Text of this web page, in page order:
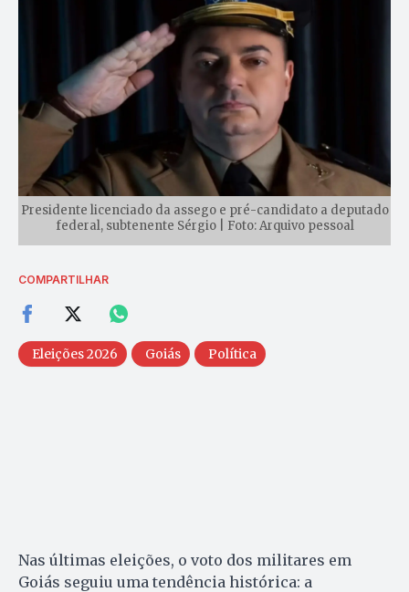
Presidente licenciado da assego e pré-candidato a deputado
federal, subtenente Sérgio | Foto: Arquivo pessoal
COMPARTILHAR
Eleições 2026 Goiás Política
Nas últimas eleições, o voto dos militares em
Goiás seguiu uma tendência histórica: a